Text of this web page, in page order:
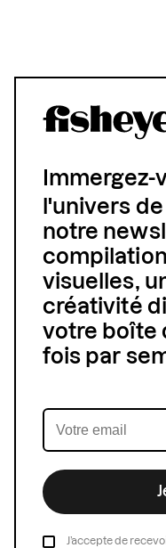
Immergez-
l'univers
notre
visuelles,
créativité
votre boîte
fois par
J’accepte de